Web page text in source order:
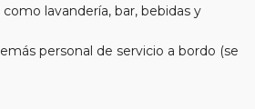
lavandería, bar, bebidas y
personal de servicio a bordo (se